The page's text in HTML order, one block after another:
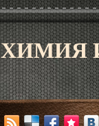
ХИМИЯ